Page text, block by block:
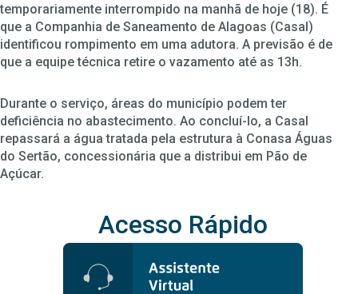
temporariamente interrompido na manhã de hoje (18). É
que a Companhia de Saneamento de Alagoas (Casal)
identificou rompimento em uma adutora. A previsão é de
que a equipe técnica retire o vazamento até as 13h.
Durante o serviço, áreas do município podem ter
deficiência no abastecimento. Ao concluí-lo, a Casal
repassará a água tratada pela estrutura à Conasa Águas
do Sertão, concessionária que a distribui em Pão de
Açúcar.
Acesso Rápido